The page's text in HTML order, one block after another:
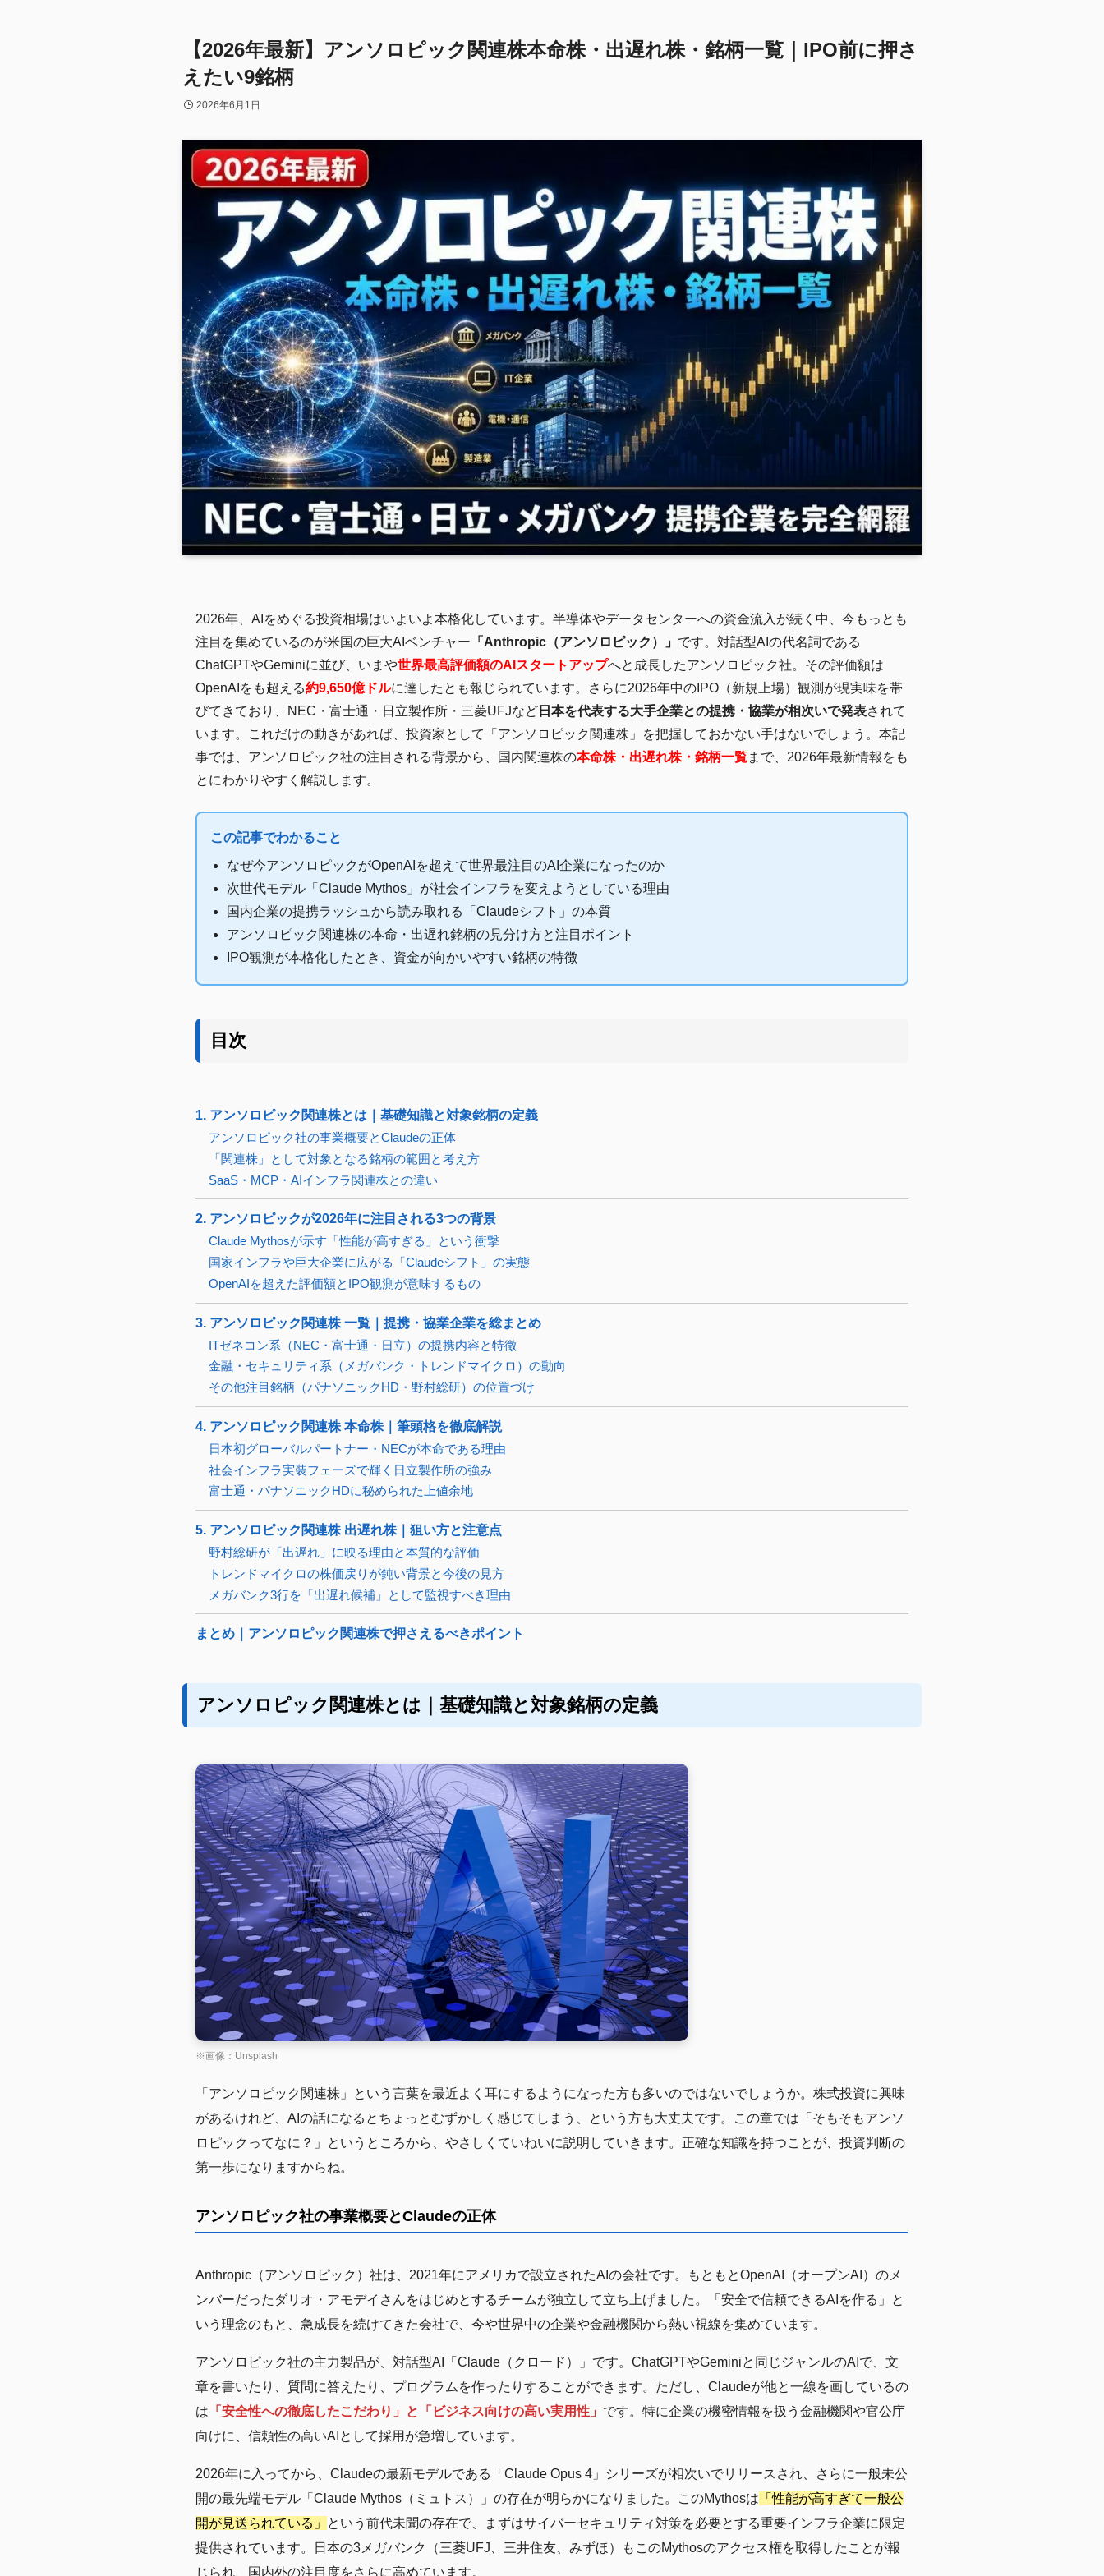
【2026年最新】アンソロピック関連株本命株・出遅れ株・銘柄一覧｜IPO前に押さ
えたい9銘柄
2026年6月1日
2026年、AIをめぐる投資相場はいよいよ本格化しています。半導体やデータセンターへの資金流入が続く中、今もっとも
注目を集めているのが米国の巨大AIベンチャー 「Anthropic（アンソロピック）」 です。対話型AIの代名詞である
ChatGPTやGeminiに並び、いまや世界最高評価額のAIスタートアップへと成長したアンソロピック社。その評価額は
OpenAIをも超える約9,650億ドルに達したとも報じられています。さらに2026年中のIPO（新規上場）観測が現実味を帯
びてきており、NEC・富士通・日立製作所・三菱UFJなど 日本を代表する大手企業との提携・協業が相次いで発表されて
います。これだけの動きがあれば、投資家として「アンソロピック関連株」を把握しておかない手はないでしょう。本記
事では、アンソロピック社の注目される背景から、国内関連株の本命株・出遅れ株・銘柄一覧まで、2026年最新情報をも
とにわかりやすく解説します。
この記事でわかること
なぜ今アンソロピックがOpenAIを超えて世界最注目のAI企業になったのか
次世代モデル「Claude Mythos」が社会インフラを変えようとしている理由
国内企業の提携ラッシュから読み取れる「Claudeシフト」の本質
アンソロピック関連株の本命・出遅れ銘柄の見分け方と注目ポイント
IPO観測が本格化したとき、資金が向かいやすい銘柄の特徴
目次
1. アンソロピック関連株とは｜基礎知識と対象銘柄の定義
アンソロピック社の事業概要とClaudeの正体
「関連株」として対象となる銘柄の範囲と考え方
SaaS・MCP・AIインフラ関連株との違い
2. アンソロピックが2026年に注目される3つの背景
Claude Mythosが示す「性能が高すぎる」という衝撃
国家インフラや巨大企業に広がる「Claudeシフト」の実態
OpenAIを超えた評価額とIPO観測が意味するもの
3. アンソロピック関連株 一覧｜提携・協業企業を総まとめ
ITゼネコン系（NEC・富士通・日立）の提携内容と特徴
金融・セキュリティ系（メガバンク・トレンドマイクロ）の動向
その他注目銘柄（パナソニックHD・野村総研）の位置づけ
4. アンソロピック関連株 本命株｜筆頭格を徹底解説
日本初グローバルパートナー・NECが本命である理由
社会インフラ実装フェーズで輝く日立製作所の強み
富士通・パナソニックHDに秘められた上値余地
5. アンソロピック関連株 出遅れ株｜狙い方と注意点
野村総研が「出遅れ」に映る理由と本質的な評価
トレンドマイクロの株価戻りが鈍い背景と今後の見方
メガバンク3行を「出遅れ候補」として監視すべき理由
まとめ｜アンソロピック関連株で押さえるべきポイント
アンソロピック関連株とは｜基礎知識と対象銘柄の定義
※画像：Unsplash
「アンソロピック関連株」という言葉を最近よく耳にするようになった方も多いのではないでしょうか。株式投資に興味
があるけれど、AIの話になるとちょっとむずかしく感じてしまう、という方も大丈夫です。この章では「そもそもアンソ
ロピックってなに？」というところから、やさしくていねいに説明していきます。正確な知識を持つことが、投資判断の
第一歩になりますからね。
アンソロピック社の事業概要とClaudeの正体
Anthropic（アンソロピック）社は、2021年にアメリカで設立されたAIの会社です。もともとOpenAI（オープンAI）のメ
ンバーだったダリオ・アモデイさんをはじめとするチームが独立して立ち上げました。「安全で信頼できるAIを作る」と
いう理念のもと、急成長を続けてきた会社で、今や世界中の企業や金融機関から熱い視線を集めています。
アンソロピック社の主力製品が、対話型AI「Claude（クロード）」です。ChatGPTやGeminiと同じジャンルのAIで、文
章を書いたり、質問に答えたり、プログラムを作ったりすることができます。ただし、Claudeが他と一線を画しているの
は 「安全性への徹底したこだわり」と「ビジネス向けの高い実用性」 です。特に企業の機密情報を扱う金融機関や官公庁
向けに、信頼性の高いAIとして採用が急増しています。
2026年に入ってから、Claudeの最新モデルである「Claude Opus 4」シリーズが相次いでリリースされ、さらに一般未公
開の最先端モデル「Claude Mythos（ミュトス）」の存在が明らかになりました。このMythosは 「性能が高すぎて一般公
開が見送られている」
という前代未聞の存在で、まずはサイバーセキュリティ対策を必要とする重要インフラ企業に限定
提供されています。日本の3メガバンク（三菱UFJ、三井住友、みずほ）もこのMythosのアクセス権を取得したことが報
じられ、国内外の注目度をさらに高めています。